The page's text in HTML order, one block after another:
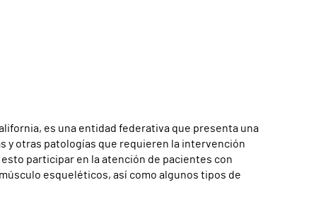
es una entidad federativa que presenta una
y otras patologías que requieren la intervención
participar en la atención de pacientes con
esqueléticos, así como algunos tipos de